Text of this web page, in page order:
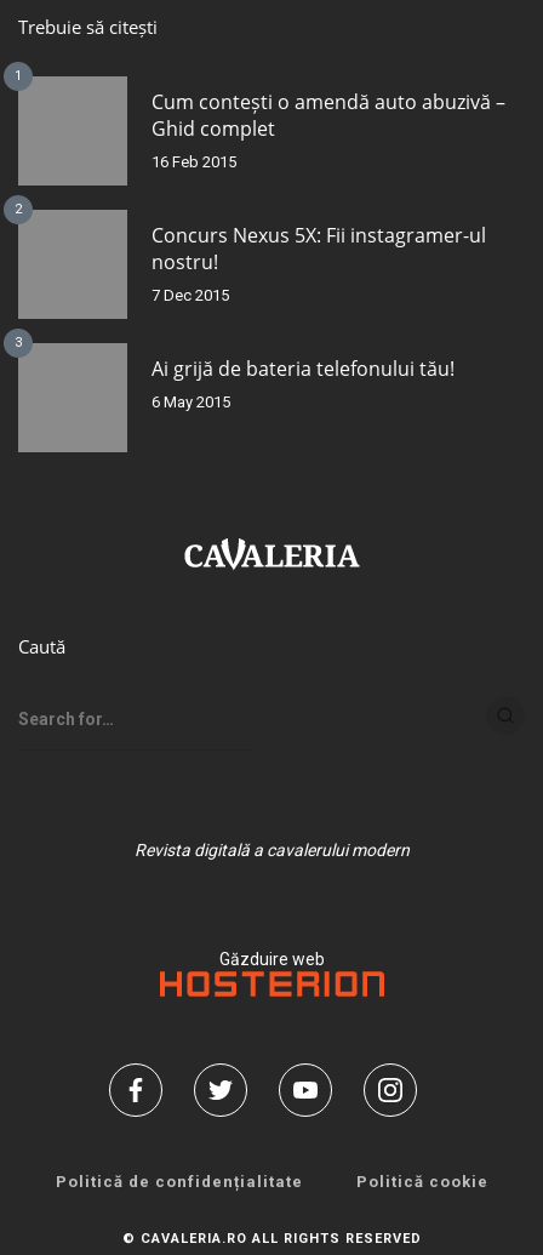
Trebuie să citești
1
Cum contești o amendă auto abuzivă –
Ghid complet
16 Feb 2015
2
Concurs Nexus 5X: Fii instagramer-ul
nostru!
7 Dec 2015
3
Ai grijă de bateria telefonului tău!
6 May 2015
Caută
Revista digitală a cavalerului modern
Găzduire web
Politică de confidențialitate Politică cookie
© CAVALERIA.RO ALL RIGHTS RESERVED